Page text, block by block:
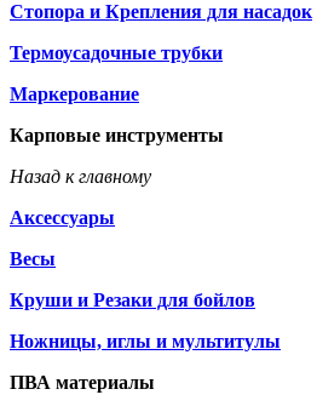
Стопора и Крепления для насадок
Термоусадочные трубки
Маркерование
Карповые инструменты
Назад к главному
Аксессуары
Весы
Круши и Резаки для бойлов
Ножницы, иглы и мультитулы
ПВА материалы